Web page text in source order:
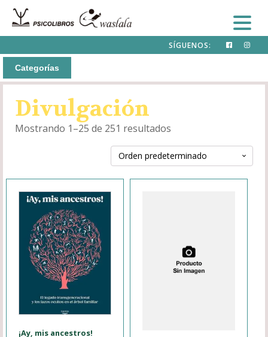
SÍGUENOS:
Categorías
Divulgación
Mostrando 1–25 de 251 resultados
¡Ay, mis ancestros!